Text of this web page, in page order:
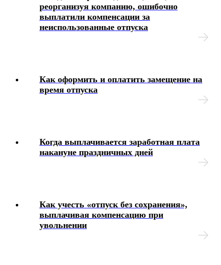
Судебная практика и трудовые споры
Индивидуальные предприниматели
Особенности отдельных форм трудовых отношений
Кадровый учет в период карантина
реорганизуя компанию, ошибочно
выплатили компенсации за
неиспользованные отпуска
Как оформить и оплатить замещение на
время отпуска
Когда выплачивается заработная плата
накануне праздничных дней
Как учесть «отпуск без сохранения»,
выплачивая компенсацию при
увольнении